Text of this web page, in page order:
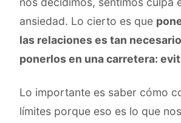
ansiedad. Lo cierto es que
las relaciones es tan
ponerlos en una carretera:
Lo importante es saber cómo
límites porque eso es lo que